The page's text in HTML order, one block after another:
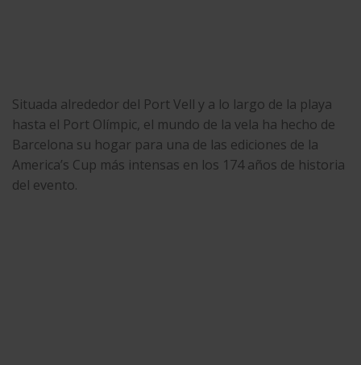
Situada alrededor del Port Vell y a lo largo de la playa
hasta el Port Olímpic, el mundo de la vela ha hecho de
Barcelona su hogar para una de las ediciones de la
America’s Cup más intensas en los 174 años de historia
del evento.